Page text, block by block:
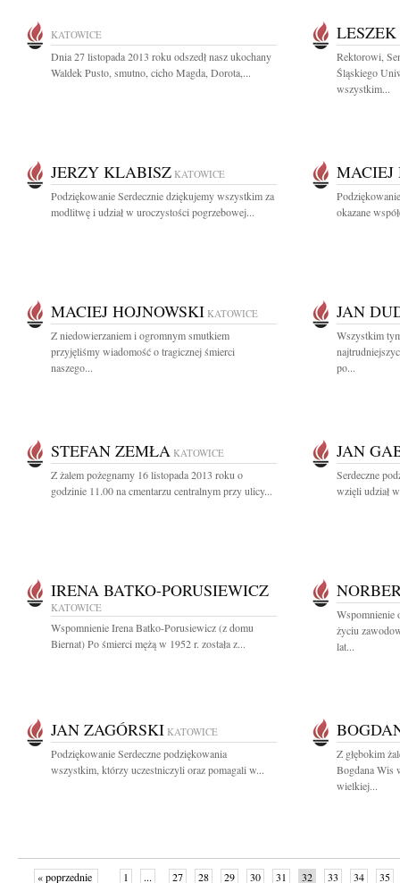
KATOWICE
Dnia 27 listopada 2013 roku odszedł nasz ukochany
Waldek Pusto, smutno, cicho Magda, Dorota,...
Rektorowi,
Śląskiego
wszystkim...
JERZY KLABISZ KATOWICE
Podziękowanie Serdecznie dziękujemy wszystkim za
modlitwę i udział w uroczystości pogrzebowej...
MACIEJ
okazane
MACIEJ HOJNOWSKI KATOWICE
Z niedowierzaniem i ogromnym smutkiem
przyjęliśmy wiadomość o tragicznej śmierci
naszego...
JAN
Wszystkim
po...
STEFAN ZEMŁA KATOWICE
Z żalem pożegnamy 16 listopada 2013 roku o
godzinie 11.00 na cmentarzu centralnym przy ulicy...
JAN
Serdeczne
wzięli udział
IRENA BATKO-PORUSIEWICZ
KATOWICE
Wspomnienie Irena Batko-Porusiewicz (z domu
Biernat) Po śmierci mężą w 1952 r. została z...
Wspomnienie
życiu
lat...
JAN ZAGÓRSKI KATOWICE
Podziękowanie Serdeczne podziękowania
wszystkim, którzy uczestniczyli oraz pomagali w...
Z głębokim
Bogdana Wis
wielkiej...
« poprzednie 1 ... 27 28 29 30 31 32 33 34 35